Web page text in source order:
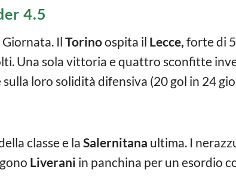
4.5
Giornata. Il Torinoospita il Lecce, forte di
Una sola vittoria e quattro sconfitte
loro solidità difensiva (20 gol in 24
classe e la Salernitana ultima. I
Liverani in panchina per un esordio